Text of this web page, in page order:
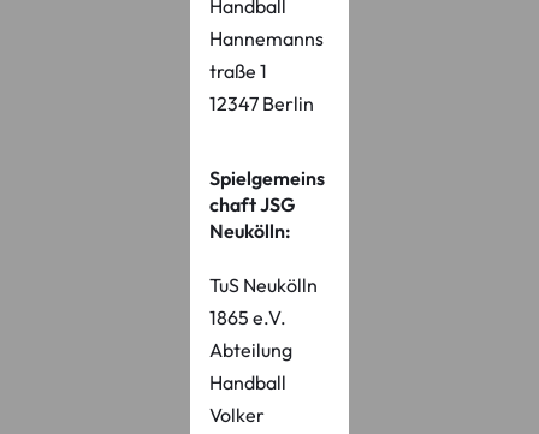
Handball
Hannemanns
traße 1
12347 Berlin
Spielgemeins
chaft JSG
Neukölln:
TuS Neukölln
1865 e.V.
Abteilung
Handball
Volker